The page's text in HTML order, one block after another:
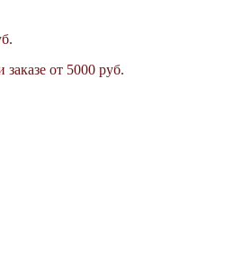
от 5000 руб.